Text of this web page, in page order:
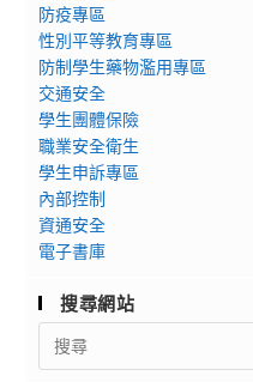
防疫專區
性別平等教育專區
防制學生藥物濫用專區
交通安全
學生團體保險
職業安全衛生
學生申訴專區
內部控制
資通安全
電子書庫
搜尋網站
Search
for: